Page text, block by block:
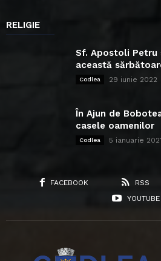
RELIGIE
Sf. Apostoli Petru
această
Codlea 29 iunie 2022
În Ajun de
casele oamenilor
Codlea 5 ianuarie 2021
FACEBOOK RSS
YOUTUBE